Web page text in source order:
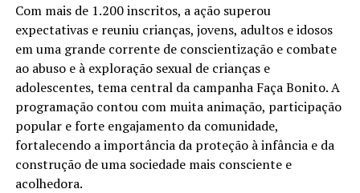
Com mais de 1.200 inscritos, a ação superou
expectativas e reuniu crianças, jovens, adultos e idosos
em uma grande corrente de conscientização e combate
ao abuso e à exploração sexual de crianças e
adolescentes, tema central da campanha Faça Bonito. A
programação contou com muita animação, participação
popular e forte engajamento da comunidade,
fortalecendo a importância da proteção à infância e da
construção de uma sociedade mais consciente e
acolhedora.